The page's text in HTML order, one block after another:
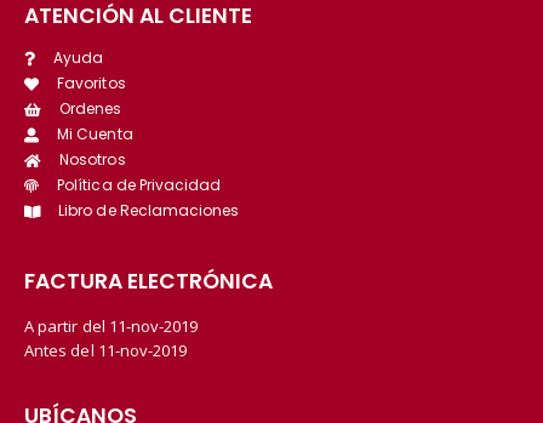
ATENCIÓN AL CLIENTE
Ayuda
Favoritos
Ordenes
Mi Cuenta
Nosotros
Política de Privacidad
Libro de Reclamaciones
FACTURA ELECTRÓNICA
A partir del 11-nov-2019
Antes del 11-nov-2019
UBÍCANOS